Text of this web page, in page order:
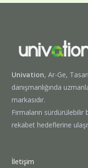
Univation, Ar-Ge,
danışmanlığında
markasıdır.
Firmaların
rekabet hedeflerine
İletişim